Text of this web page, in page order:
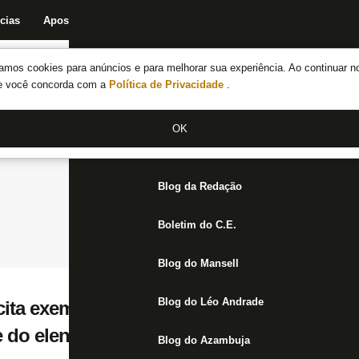
cookies para anúncios e para melhorar sua experiência. Ao continuar
você concorda com a Política de Privacidade .
OK
Apostas
Notícias do Botafogo
Fórum
Jogos
Blog da Redação
Boletim do C.E.
Blog do Mansell
Blog do Léo Andrade
Blog do Azambuja
exemplo do Palmeiras e diz:
elenco e expectativa da torcida’